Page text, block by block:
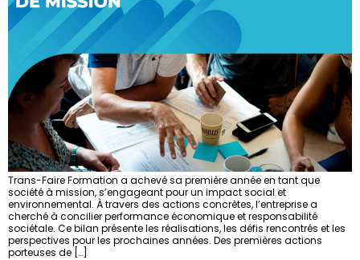
Trans-Faire Formation a achevé sa première année en tant que
société à mission, s’engageant pour un impact social et
environnemental. À travers des actions concrètes, l’entreprise a
cherché à concilier performance économique et responsabilité
sociétale. Ce bilan présente les réalisations, les défis rencontrés et les
perspectives pour les prochaines années. Des premières actions
porteuses de […]